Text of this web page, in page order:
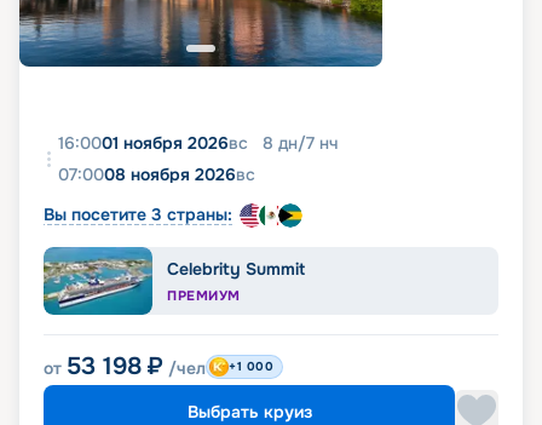
16:0001 ноября 2026вс 8 дн/7 нч
07:0008 ноября 2026вс
Вы посетите 3 страны:
Celebrity Summit
ПРЕМИУМ
от 53 198 ₽ /чел +1 000
Выбрать круиз